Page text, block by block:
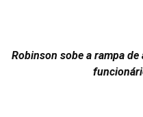
Robinson sobe a rampa